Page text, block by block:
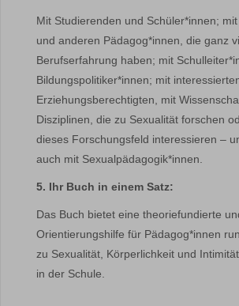
Mit Studierenden und Schüler*innen;
und anderen Pädagog*innen, die ganz
Berufserfahrung haben; mit
Bildungspolitiker*innen; mit
Erziehungsberechtigten, mit
Disziplinen, die zu Sexualität forschen
dieses Forschungsfeld interessieren –
auch mit Sexualpädagogik*innen.
5. Ihr Buch in einem Satz:
Das Buch bietet eine theoriefundierte
Orientierungshilfe für Pädagog*innen
zu Sexualität, Körperlichkeit und
in der Schule.